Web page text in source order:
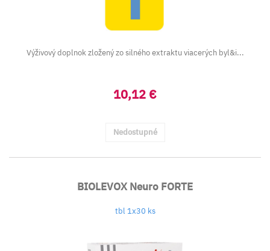
Výživový doplnok zložený zo silného extraktu viacerých byl&i...
10,12 €
Nedostupné
BIOLEVOX Neuro FORTE
tbl 1x30 ks